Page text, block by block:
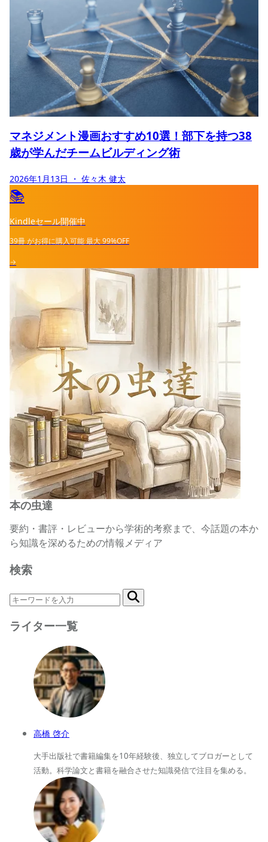
マネジメント漫画おすすめ10選！部下を持つ38
歳が学んだチームビルディング術
2026年1月13日 ・ 佐々木 健太
📚
Kindleセール開催中
39冊がお得に購入可能最大99%OFF
→
本の虫達
要約・書評・レビューから学術的考察まで、今話題の本か
ら知識を深めるための情報メディア
検索
ライター一覧
高橋 啓介
大手出版社で書籍編集を10年経験後、独立してブロガーとして
活動。科学論文と書籍を融合させた知識発信で注目を集める。